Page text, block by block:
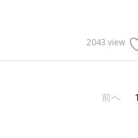
2043 view
前へ 1